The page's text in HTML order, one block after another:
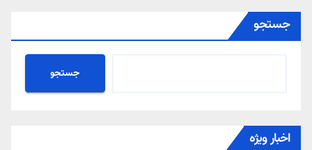
جستجو
جستجو
اخبار ویژه